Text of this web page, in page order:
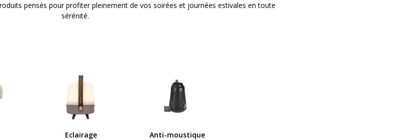
pensés pour profiter pleinement de vos soirées et journées estivales en toute
sérénité.
Eclairage
Anti-moustique